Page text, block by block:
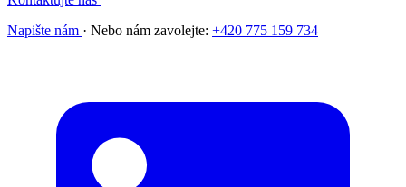
Napište nám · Nebo nám zavolejte: +420 775 159 734